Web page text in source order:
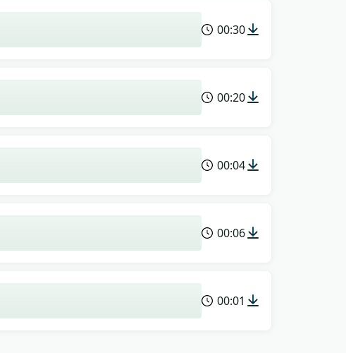
00:30
00:20
00:04
00:06
00:01